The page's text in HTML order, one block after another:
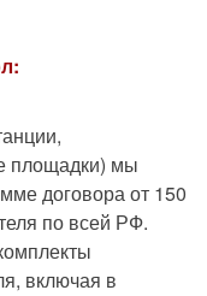
площадки) мы
договора от 150
по всей РФ.
включая в